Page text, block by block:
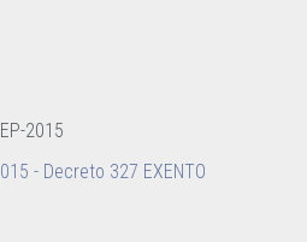
2015
- Decreto 327 EXENTO